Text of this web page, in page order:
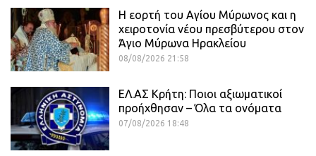
Η εορτή του Αγίου Μύρωνος και η
χειροτονία νέου πρεσβύτερου στον
Άγιο Μύρωνα Ηρακλείου
08/08/2026 21:58
ΕΛ.ΑΣ Κρήτη: Ποιοι αξιωματικοί
προήχθησαν – Όλα τα ονόματα
07/08/2026 18:48